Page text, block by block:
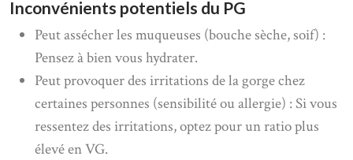
Inconvénients potentiels du PG
Peut assécher les muqueuses (bouche sèche, soif) :
Pensez à bien vous hydrater.
Peut provoquer des irritations de la gorge chez
certaines personnes (sensibilité ou allergie) : Si vous
ressentez des irritations, optez pour un ratio plus
élevé en VG.